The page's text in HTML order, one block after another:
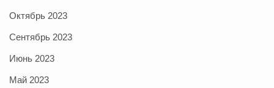
Октябрь 2023
Сентябрь 2023
Июнь 2023
Май 2023